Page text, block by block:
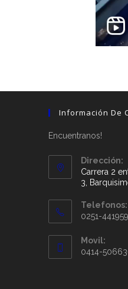
Información De
Encuentranos!
Dirección:
Carrera 2
3,
Telefonos:
0251-
Movil:
0414-